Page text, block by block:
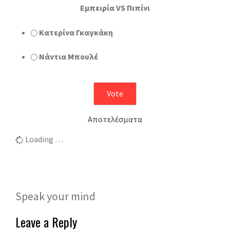
Εμπειρία VS Πιπίνι
Κατερίνα Γκαγκάκη
Νάντια Μπουλέ
Αποτελέσματα
Loading …
Speak your mind
Leave a Reply